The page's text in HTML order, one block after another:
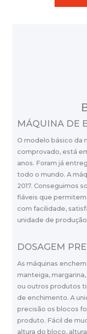
MÁQUINA DE
O modelo básico da
comprovado, está
anos. Foram já
todo o mundo. A
2017. Conseguimos
fiáveis que
com facilidade,
unidade de
DOSAGEM
As máquinas
manteiga,
ou outros produtos
de enchimento. A
precisão os blocos
produto. Fácil de
altura do bloco,